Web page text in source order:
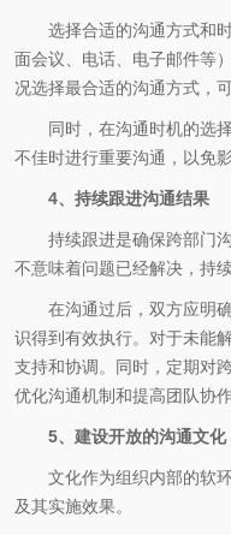
选择合适的沟通方式和
面会议、电话、电子邮件等
况选择最合适的沟通方式，
同时，在沟通时机的选
不佳时进行重要沟通，以免
4、持续跟进沟通结果
持续跟进是确保跨部门
不意味着问题已经解决，持
在沟通过后，双方应明
识得到有效执行。对于未能
支持和协调。同时，定期对
优化沟通机制和提高团队协作
5、建设开放的沟通文化
文化作为组织内部的软
及其实施效果。